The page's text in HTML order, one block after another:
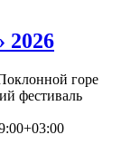
2026
горе
фестиваль